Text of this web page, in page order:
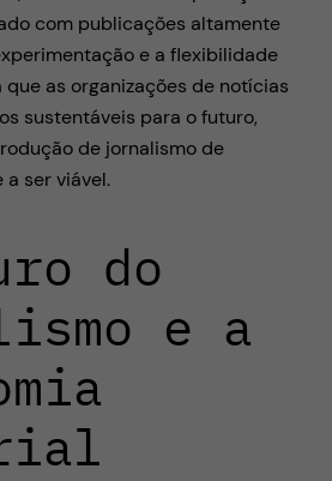
com publicações altamente
e a flexibilidade
as organizações de notícias
sustentáveis para o futuro,
de jornalismo de
ser viável.
do
e a